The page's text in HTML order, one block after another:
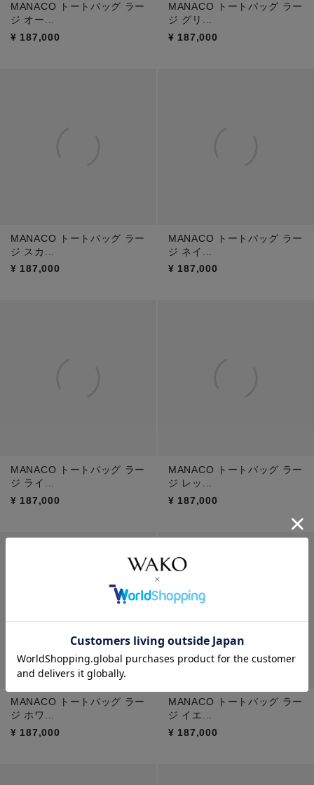
MANACO トートバッグ ラー
ジ オー...
¥ 187,000
MANACO トートバッグ ラー
ジ グリ...
¥ 187,000
MANACO トートバッグ ラー
ジ スカ...
¥ 187,000
MANACO トートバッグ ラー
ジ ネイ...
¥ 187,000
MANACO トートバッグ ラー
ジ ライ...
¥ 187,000
MANACO トートバッグ ラー
ジ レッ...
¥ 187,000
MANACO トートバッグ ラー
ジ ホワ...
¥ 187,000
MANACO トートバッグ ラー
ジ イエ...
¥ 187,000